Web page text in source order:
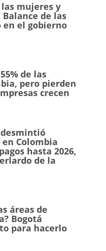
mujeres y
Balance de las
en el gobierno
de las
pero pierden
crecen
desmintió
Colombia
hasta 2026,
de la
áreas de
Bogotá
para hacerlo